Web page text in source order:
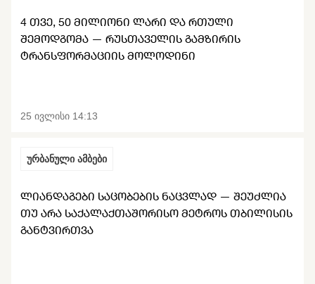
4 ᲗᲕᲔ, 50 ᲛᲘᲚᲘᲝᲜᲘ ᲚᲐᲠᲘ ᲓᲐ ᲠᲗᲣᲚᲘ
ᲨᲔᲛᲝᲓᲒᲝᲛᲐ — ᲠᲣᲡᲗᲐᲕᲔᲚᲘᲡ ᲒᲐᲛᲖᲘᲠᲘᲡ
ᲢᲠᲐᲜᲡᲤᲝᲠᲛᲐᲪᲘᲘᲡ ᲛᲝᲚᲝᲓᲘᲜᲘ
25 ივლისი 14:13
ურბანული ამბები
ᲚᲘᲐᲜᲓᲐᲒᲔᲑᲘ ᲡᲐᲪᲝᲑᲔᲑᲘᲡ ᲜᲐᲪᲕᲚᲐᲓ — ᲨᲔᲣᲫᲚᲘᲐ
ᲗᲣ ᲐᲠᲐ ᲡᲐᲥᲐᲚᲐᲥᲗᲐᲨᲝᲠᲘᲡᲝ ᲛᲔᲢᲠᲝᲡ ᲗᲑᲘᲚᲘᲡᲘᲡ
ᲒᲐᲜᲢᲕᲘᲠᲗᲕᲐ